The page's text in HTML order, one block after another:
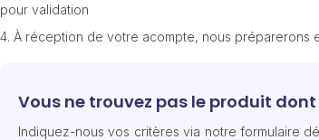
pour validation
À réception de votre acompte, nous préparerons
Vous ne trouvez pas le produit
Indiquez-nous vos critères via notre formulaire